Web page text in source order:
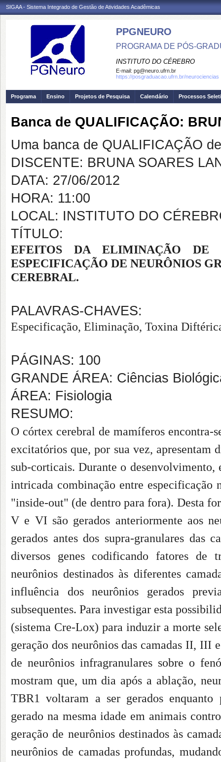
SIGAA - Sistema Integrado de Gestão de Atividades Acadêmicas
PPGNEURO
PROGRAMA DE PÓS-
INSTITUTO DO CÉREBRO
E-mail: pg@neuro.ufrn.br
https://posgraduacao.ufrn.br/neurociencias
Programa Ensino Projetos de Pesquisa Calendário Processos
Banca de QUALIFICAÇÃO:
Uma banca de QUALIFICAÇÃO
DISCENTE: BRUNA SOARES
DATA: 27/06/2012
HORA: 11:00
LOCAL: INSTITUTO DO
TÍTULO:
EFEITOS DA ELIMINAÇÃO DE
ESPECIFICAÇÃO DE NEURÔNIOS
CEREBRAL.
PALAVRAS-CHAVES:
Especificação, Eliminação, Toxina
PÁGINAS: 100
GRANDE ÁREA: Ciências
ÁREA: Fisiologia
RESUMO:
O córtex cerebral de mamíferos encontra-
excitatórios que, por sua vez, apresentam
sub-corticais. Durante o desenvolvimento,
intricada combinação entre
"inside-out" (de dentro para fora). Desta
V e VI são gerados anteriormente aos
gerados antes dos supra-granulares
diversos genes codificando fatores de
neurônios destinados às diferentes
influência dos neurônios gerados
subsequentes. Para investigar esta
(sistema Cre-Lox) para induzir a morte
geração dos neurônios das camadas II, III
de neurônios infragranulares sobre o
mostram que, um dia após a ablação,
TBR1 voltaram a ser gerados enquanto
gerado na mesma idade em animais
geração de neurônios destinados às
neurônios de camadas profundas,